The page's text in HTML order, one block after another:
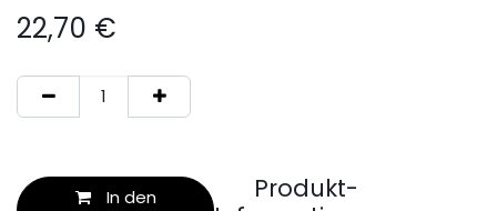
22,70 €
In den
Produkt-